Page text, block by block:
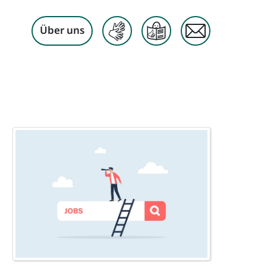
Über uns